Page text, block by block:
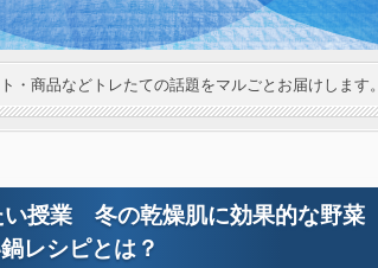
・商品などトレたての話題をマルごとお届けします。
い授業 冬の乾燥肌に効果的な野菜
レシピとは？